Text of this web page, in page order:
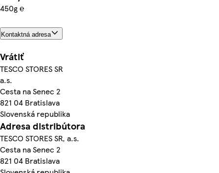
450g ℮
Kontaktná adresa
Vrátiť
TESCO STORES SR
a.s.
Cesta na Senec 2
821 04 Bratislava
Slovenská republika
Adresa distribútora
TESCO STORES SR, a.s.
Cesta na Senec 2
821 04 Bratislava